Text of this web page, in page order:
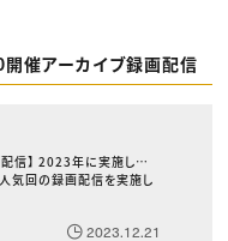
催アーカイブ録画配信
信】 2023年に実施したA
気回の録画配信を実施し
2023.12.21